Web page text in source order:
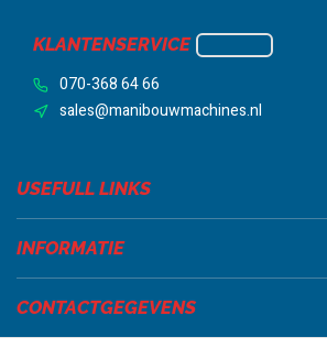
KLANTENSERVICE
070-368 64 66
sales@manibouwmachines.nl
USEFULL LINKS
INFORMATIE
CONTACTGEGEVENS